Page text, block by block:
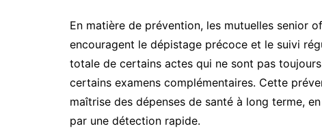
En matière de prévention, les mutuelles senior
encouragent le dépistage précoce et le suivi
totale de certains actes qui ne sont pas
certains examens complémentaires. Cette
maîtrise des dépenses de santé à long terme,
par une détection rapide.